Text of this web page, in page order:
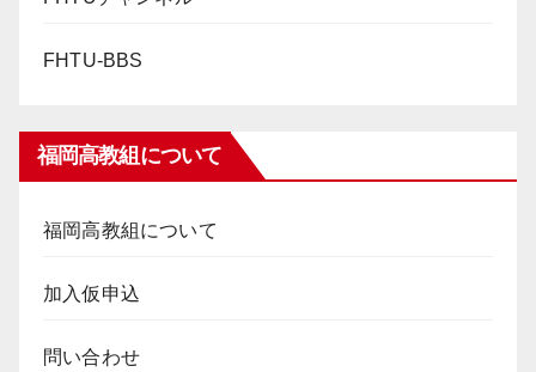
FHTU-BBS
福岡高教組について
福岡高教組について
加入仮申込
問い合わせ